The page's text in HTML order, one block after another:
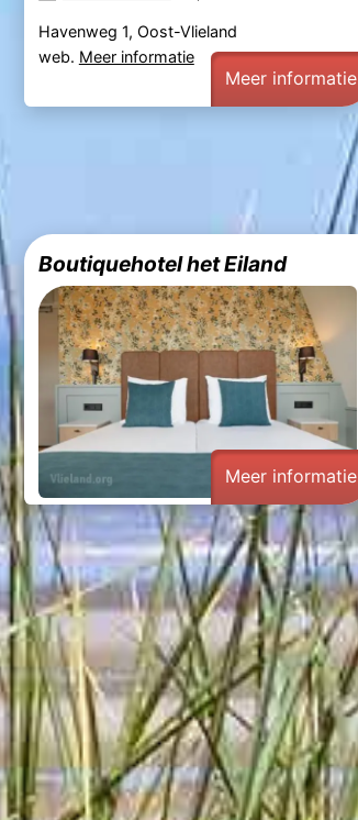
Havenweg 1, Oost-Vlieland
web. Meer informatie
Meer informatie
Boutiquehotel het Eiland
Meer informatie